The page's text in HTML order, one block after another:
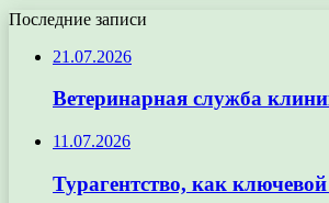
Последние записи
21.07.2026
Ветеринарная служба
11.07.2026
Турагентство, как